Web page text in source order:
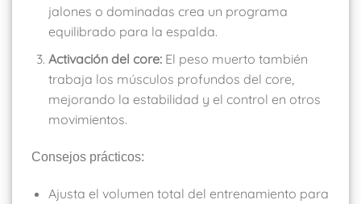
jalones o dominadas crea un programa
equilibrado para la espalda.
Activación del core:El peso muerto también
trabaja los músculos profundos del core,
mejorando la estabilidad y el control en otros
movimientos.
Consejos prácticos:
Ajusta el volumen total del entrenamiento para